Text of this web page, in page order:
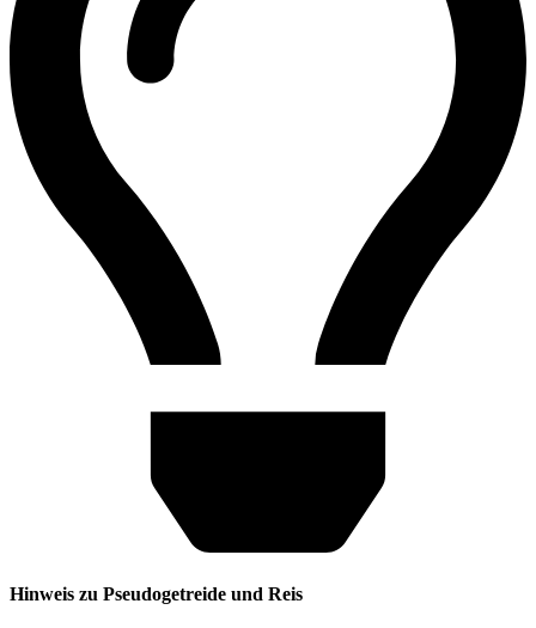
Hinweis zu Pseudogetreide und Reis